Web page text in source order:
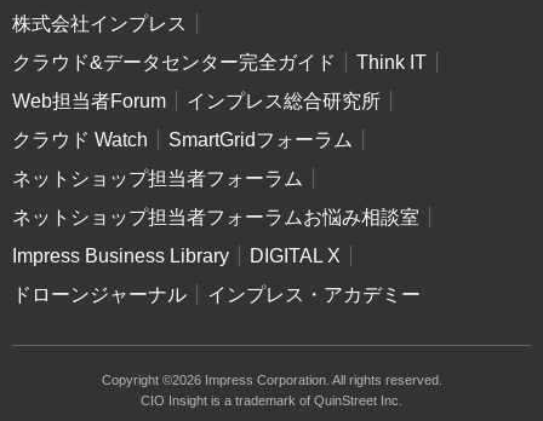
株式会社インプレス
クラウド&データセンター完全ガイド
Think IT
Web担当者Forum
インプレス総合研究所
クラウド Watch
SmartGridフォーラム
ネットショップ担当者フォーラム
ネットショップ担当者フォーラムお悩み相談室
Impress Business Library
DIGITAL X
ドローンジャーナル
インプレス・アカデミー
Copyright ©2026 Impress Corporation. All rights reserved.
CIO Insight is a trademark of QuinStreet Inc.